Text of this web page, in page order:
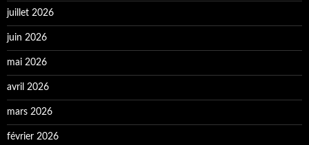
juillet 2026
juin 2026
mai 2026
avril 2026
mars 2026
février 2026